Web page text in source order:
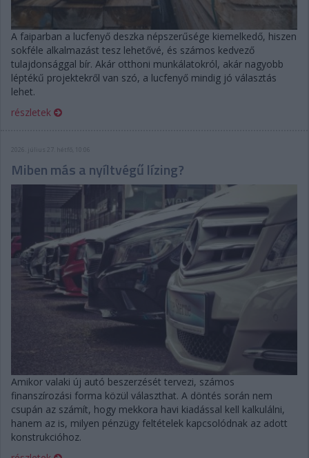
A faiparban a lucfenyő deszka népszerűsége kiemelkedő, hiszen
sokféle alkalmazást tesz lehetővé, és számos kedvező
tulajdonsággal bír. Akár otthoni munkálatokról, akár nagyobb
léptékű projektekről van szó, a lucfenyő mindig jó választás
lehet.
részletek
2026. július 27. hétfő, 10:06
Miben más a nyíltvégű lízing?
Amikor valaki új autó beszerzését tervezi, számos
finanszírozási forma közül választhat. A döntés során nem
csupán az számít, hogy mekkora havi kiadással kell kalkulálni,
hanem az is, milyen pénzügy feltételek kapcsolódnak az adott
konstrukcióhoz.